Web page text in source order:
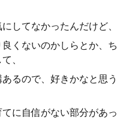
してなかったんだけど、
くないのかしらとか、ち
、
るので、好きかなと思う
に自信がない部分があっ